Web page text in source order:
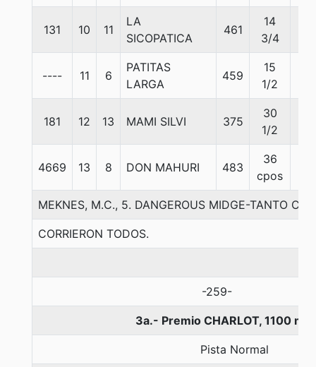
131 10 11
LA
SICOPATICA
461
14
3/4
---- 11 6
PATITAS
LARGA
459
15
1/2
181 12 13 MAMI SILVI 375
30
1/2
4669 13 8 DON MAHURI 483
36
cpos
MEKNES, M.C., 5. DANGEROUS MIDGE-TANTO
CORRIERON TODOS.
-259-
3a.- Premio CHARLOT, 1100
Pista Normal